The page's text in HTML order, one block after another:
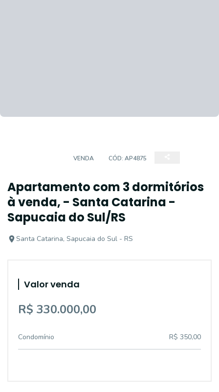
VENDA CÓD: AP4875
Apartamento com 3 dormitórios
à venda, - Santa Catarina -
Sapucaia do Sul/RS
Santa Catarina, Sapucaia do Sul - RS
Valor venda
R$ 330.000,00
Condomínio R$ 350,00